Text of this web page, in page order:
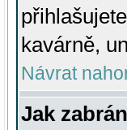
kavárně,
Návrat
Jak